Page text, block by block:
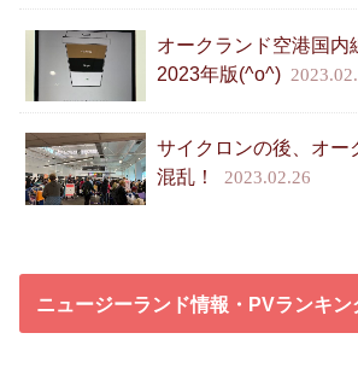
オークランド空港国内
2023年版(^o^)
サイクロンの後、オー
混乱！
2023.02.26
ニュージーランド情報・PVランキン